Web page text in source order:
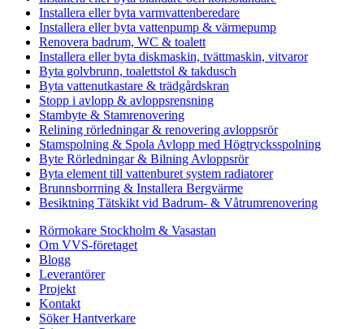
Installera eller byta varmvattenberedare
Installera eller byta vattenpump & värmepump
Renovera badrum, WC & toalett
Installera eller byta diskmaskin, tvättmaskin, vitvaror
Byta golvbrunn, toalettstol & takdusch
Byta vattenutkastare & trädgårdskran
Stopp i avlopp & avloppsrensning
Stambyte & Stamrenovering
Relining rörledningar & renovering avloppsrör
Stamspolning & Spola Avlopp med Högtrycksspolning
Byte Rörledningar & Bilning Avloppsrör
Byta element till vattenburet system radiatorer
Brunnsborrning & Installera Bergvärme
Besiktning Tätskikt vid Badrum- & Våtrumrenovering
Rörmokare Stockholm & Vasastan
Om VVS-företaget
Blogg
Leverantörer
Projekt
Kontakt
Söker Hantverkare